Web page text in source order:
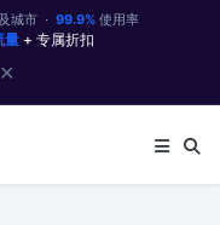
城市 · 99.9%使用率
量 + 专属折扣
✕